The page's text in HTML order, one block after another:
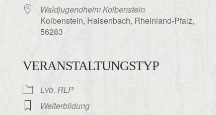
Google Kalender iCalendar
Waldjugendheim Kolbenstein
Kolbenstein, Halsenbach, Rheinland-Pfalz,
56283
VERANSTALTUNGSTYP
Lvb. RLP
Weiterbildung